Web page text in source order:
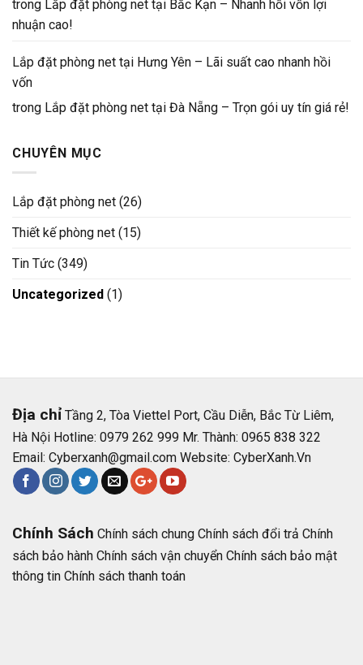
trong Lắp đặt phòng net tại Bắc Kạn – Nhanh hồi vốn lợi
nhuận cao!
Lắp đặt phòng net tại Hưng Yên – Lãi suất cao nhanh hồi
vốn
trong Lắp đặt phòng net tại Đà Nẵng – Trọn gói uy tín giá rẻ!
CHUYÊN MỤC
Lắp đặt phòng net (26)
Thiết kế phòng net (15)
Tin Tức (349)
Uncategorized (1)
Địa chỉ Tầng 2, Tòa Viettel Port, Cầu Diễn, Bắc Từ Liêm,
Hà Nội Hotline: 0979 262 999 Mr. Thành: 0965 838 322
Email: Cyberxanh@gmail.comWebsite: CyberXanh.Vn
Chính Sách Chính sách chung Chính sách đổi trả Chính
sách bảo hành Chính sách vận chuyển Chính sách bảo mật
thông tin Chính sách thanh toán